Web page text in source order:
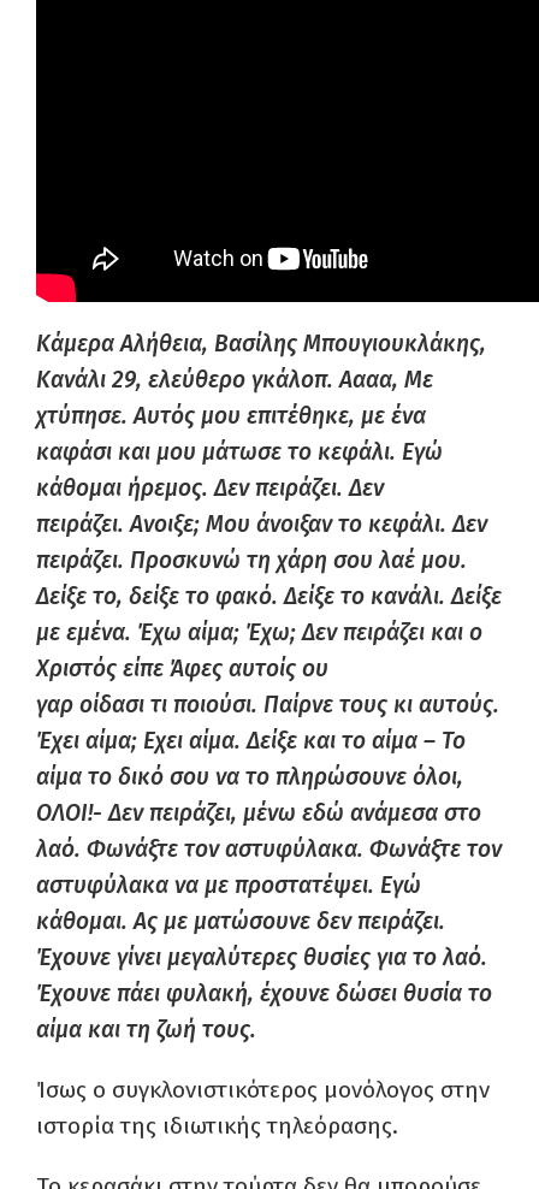
Κάμερα Αλήθεια, ΒασίληςΜπουγιουκλάκης,
Κανάλι 29, ελεύθερο γκάλοπ.Αααα, Με
χτύπησε. Αυτός μου επιτέθηκε, με ένα
καφάσι και μου μάτωσε το κεφάλι. Εγώ
κάθομαι ήρεμος. Δεν πειράζει. Δεν
πειράζει.Ανοιξε; Μου άνοιξαν το κεφάλι. Δεν
πειράζει. Προσκυνώ τη χάρη σου λαέ μου.
Δείξε το, δείξε το φακό. Δείξε το κανάλι. Δείξε
με εμένα. Έχω αίμα; Έχω; Δεν πειράζει και ο
Χριστός είπε Άφεςαυτοίς ου
γαρ οίδασι τι ποιούσι. Παίρνε τους κι αυτούς.
Έχει αίμα; Εχει αίμα. Δείξε και το αίμα – Το
αίμα το δικό σου να το πληρώσουνε όλοι,
ΟΛΟΙ!- Δεν πειράζει, μένω εδώ ανάμεσα στο
λαό. Φωνάξτε τον αστυφύλακα. Φωνάξτε τον
αστυφύλακα να με προστατέψει. Εγώ
κάθομαι. Ας με ματώσουνε δεν πειράζει.
Έχουνε γίνει μεγαλύτερες θυσίες για το λαό.
Έχουνε πάει φυλακή, έχουνε δώσει θυσία το
αίμα και τη ζωή τους.
Ίσως ο συγκλονιστικότερος μονόλογος στην
ιστορία της ιδιωτικής τηλεόρασης.